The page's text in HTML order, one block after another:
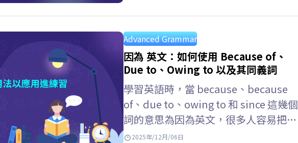
Advanced Grammar
因為 英文：如何使用 Because of、
Due to、Owing to 以及其同義詞
學習英語時，當 because、because
of、due to、owing to 和 since 這幾個
詞的意思為因為英文，很多人容易把它
們混淆 。雖然，意思相同，但每個結
2025年/12月/06日